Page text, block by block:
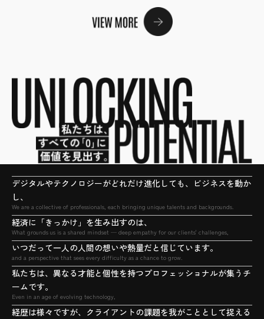
デジタルやテクノロジーがどれだけ進化しても、ビジネスを動か
し、
We are a collective of professionals, each bringing unique talents and backgrounds.
経済に「きっかけ」を生み出すのは、
What grounds us is a shared mindset — deep empathy for our clients' challenges,
いつだって一人の人間の想いや熱量だと信じています。
and a perspective that sees every difficulty as a chance to grow.
私たちは、異なる才能と個性を持つプロフェッショナルが集うチ
ームです。
Even in an age of evolving technology,
経歴は様々ですが、クライアントの課題を我がこととして捉える